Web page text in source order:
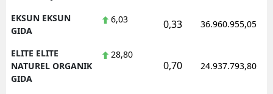
EKSUN EKSUN
GIDA
6,03 0,33 36.960.955,05
ELITE ELITE
NATUREL ORGANIK
GIDA
28,80
0,70 24.937.793,80